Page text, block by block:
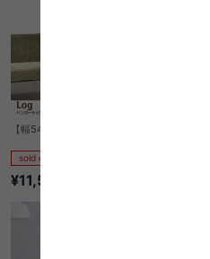
【幅54cm】Log ハンガーラック
sold out
¥11,560